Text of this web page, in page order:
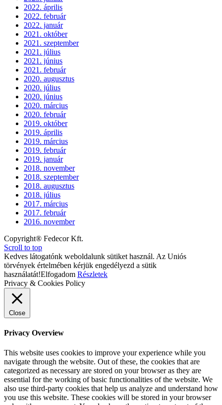
2022. április
2022. február
2022. január
2021. október
2021. szeptember
2021. július
2021. június
2021. február
2020. augusztus
2020. július
2020. június
2020. március
2020. február
2019. október
2019. április
2019. március
2019. február
2019. január
2018. november
2018. szeptember
2018. augusztus
2018. július
2017. március
2017. február
2016. november
Copyright® Fedecor Kft.
Scroll to top
Kedves látogatónk weboldalunk sütiket használ. Az Uniós
törvények értelmében kérjük engedélyezd a sütik
használatát!Elfogadom Részletek
Privacy & Cookies Policy
Close
Privacy Overview
This website uses cookies to improve your experience while you
navigate through the website. Out of these, the cookies that are
categorized as necessary are stored on your browser as they are
essential for the working of basic functionalities of the website. We
also use third-party cookies that help us analyze and understand how
you use this website. These cookies will be stored in your browser